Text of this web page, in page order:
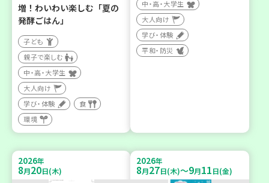
増！わいわい楽しむ「夏の
発酵ごはん」
子ども
親子で楽しむ
中・高・大学生
大人向け
学び・体験
食
環境
中・高・大学生
大人向け
学び・体験
平和・防災
2026年
8月20日(木)
2026年
8月27日(木)～9月11日(金)